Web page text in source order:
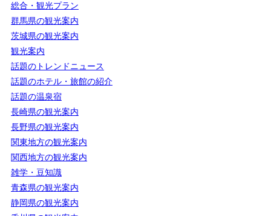
総合・観光プラン
群馬県の観光案内
茨城県の観光案内
観光案内
話題のトレンドニュース
話題のホテル・旅館の紹介
話題の温泉宿
長崎県の観光案内
長野県の観光案内
関東地方の観光案内
関西地方の観光案内
雑学・豆知識
青森県の観光案内
静岡県の観光案内